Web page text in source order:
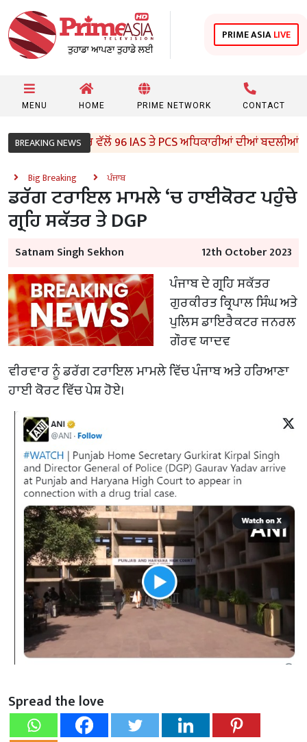
PRIME ASIALIVE
MENU HOME PRIME NETWORK CONTACT
BREAKING NEWS
ਪੰਜਾਬ ਸਰਕਾਰ ਵੱਲੋਂ 96 IAS ਤੇ PCS ਅਧਿਕਾਰੀਆਂ ਦੀਆਂ ਬਦਲੀਆਂ
Big Breaking ਪੰਜਾਬ
ਡਰੱਗ ਟਰਾਇਲ ਮਾਮਲੇ ‘ਚ ਹਾਈਕੋਰਟ ਪਹੁੰਚੇ
ਗ੍ਰਹਿ ਸਕੱਤਰ ਤੇ DGP
Satnam Singh Sekhon 12th October 2023
ਪੰਜਾਬ ਦੇ ਗ੍ਰਹਿ ਸਕੱਤਰ
ਗੁਰਕੀਰਤ ਕ੍ਰਿਪਾਲ ਸਿੰਘ ਅਤੇ
ਪੁਲਿਸ ਡਾਇਰੈਕਟਰ ਜਨਰਲ
ਗੌਰਵ ਯਾਦਵ
ਵੀਰਵਾਰ ਨੂੰ ਡਰੱਗ ਟਰਾਇਲ ਮਾਮਲੇ ਵਿੱਚ ਪੰਜਾਬ ਅਤੇ ਹਰਿਆਣਾ
ਹਾਈ ਕੋਰਟ ਵਿੱਚ ਪੇਸ਼ ਹੋਏ।
Spread the love